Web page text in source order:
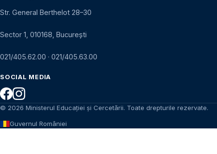
Str. General Berthelot 28–30
Sector 1, 010168, București
021/405.62.00 · 021/405.63.00
SOCIAL MEDIA
© 2026 Ministerul Educației și Cercetării. Toate drepturile rezervate.
Guvernul României